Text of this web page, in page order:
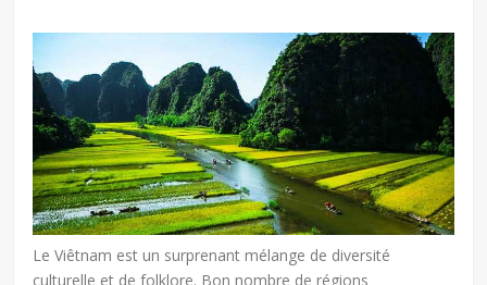
Le Viêtnam est un surprenant mélange de diversité
culturelle et de folklore. Bon nombre de régions